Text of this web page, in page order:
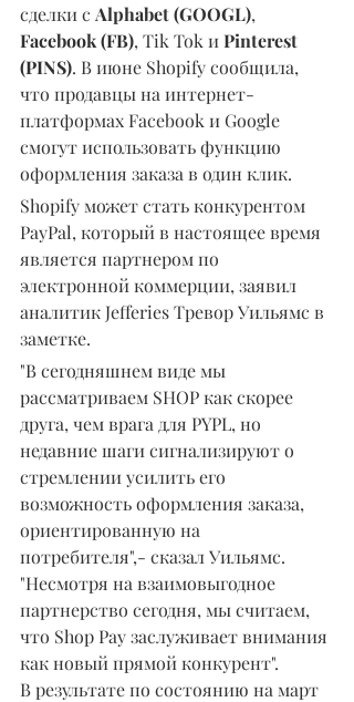
сделки с Alphabet (GOOGL),
Facebook (FB), Tik Tok и Pinterest
(PINS). В июне Shopify сообщила,
что продавцы на интернет-
платформах Facebook и Google
смогут использовать функцию
оформления заказа в один клик.
Shopify может стать конкурентом
PayPal, который в настоящее время
является партнером по
электронной коммерции, заявил
аналитик Jefferies Тревор Уильямс в
заметке.
"В сегодняшнем виде мы
рассматриваем SHOP как скорее
друга, чем врага для PYPL, но
недавние шаги сигнализируют о
стремлении усилить его
возможность оформления заказа,
ориентированную на
потребителя",- сказал Уильямс.
"Несмотря на взаимовыгодное
партнерство сегодня, мы считаем,
что Shop Pay заслуживает внимания
как новый прямой конкурент".
В результате по состоянию на март